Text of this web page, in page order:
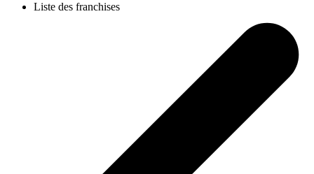
Liste des franchises